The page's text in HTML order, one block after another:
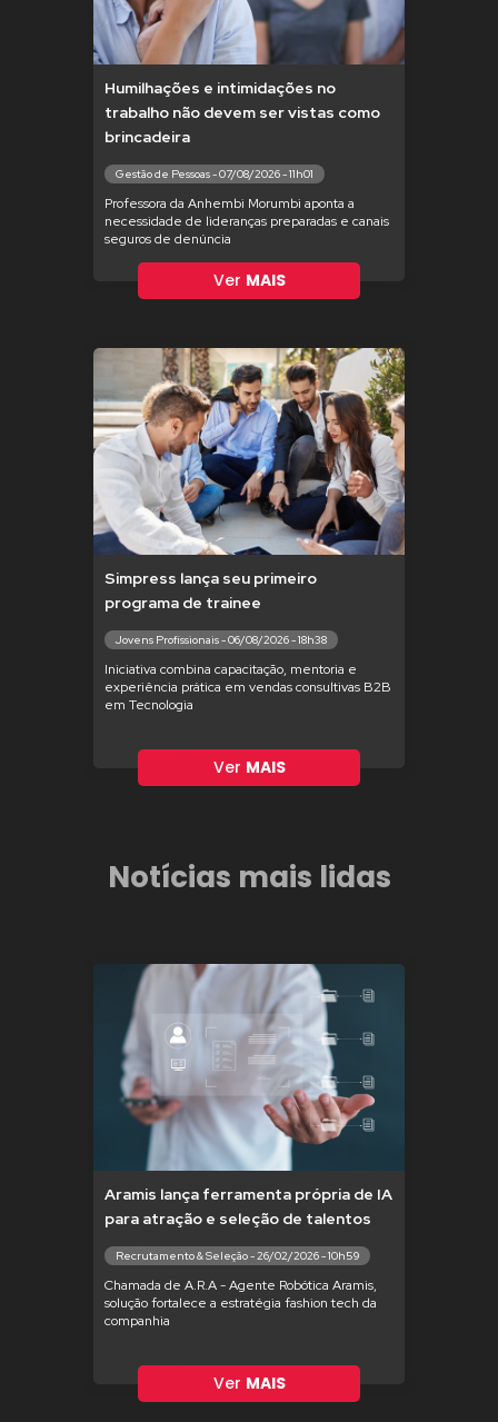
Humilhações e intimidações no
trabalho não devem ser vistas como
brincadeira
Gestão de Pessoas - 07/08/2026 - 11h01
Professora da Anhembi Morumbi aponta a
necessidade de lideranças preparadas e canais
seguros de denúncia
Ver MAIS
Simpress lança seu primeiro
programa de trainee
Jovens Profissionais - 06/08/2026 - 18h38
Iniciativa combina capacitação, mentoria e
experiência prática em vendas consultivas B2B
em Tecnologia
Ver MAIS
Notícias mais lidas
Aramis lança ferramenta própria de IA
para atração e seleção de talentos
Recrutamento & Seleção - 26/02/2026 - 10h59
Chamada de A.R.A - Agente Robótica Aramis,
solução fortalece a estratégia fashion tech da
companhia
Ver MAIS